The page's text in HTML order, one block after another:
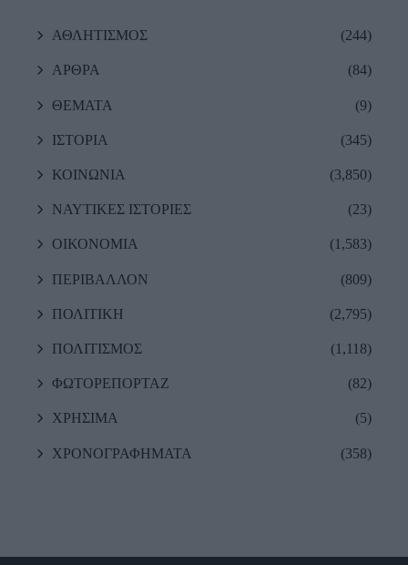
ΑΘΛΗΤΙΣΜΟΣ (244)
ΑΡΘΡΑ (84)
ΘΕΜΑΤΑ (9)
ΙΣΤΟΡΙΑ (345)
ΚΟΙΝΩΝΙΑ (3,850)
ΝΑΥΤΙΚΕΣ ΙΣΤΟΡΙΕΣ (23)
ΟΙΚΟΝΟΜΙΑ (1,583)
ΠΕΡΙΒΑΛΛΟΝ (809)
ΠΟΛΙΤΙΚΗ (2,795)
ΠΟΛΙΤΙΣΜΟΣ (1,118)
ΦΩΤΟΡΕΠΟΡΤΑΖ (82)
ΧΡΗΣΙΜΑ (5)
ΧΡΟΝΟΓΡΑΦΗΜΑΤΑ (358)